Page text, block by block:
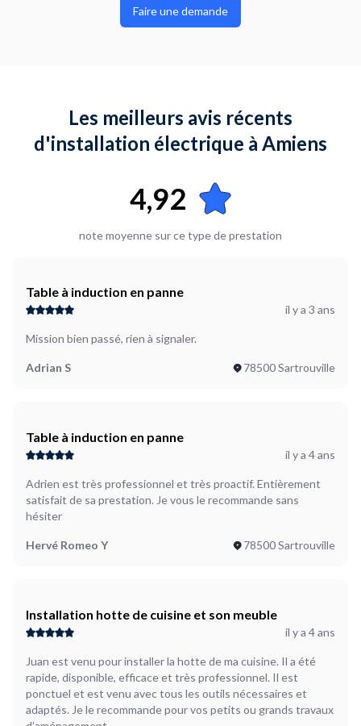
Faire une demande
Les meilleurs avis récents
d'installation électrique à Amiens
4,92
note moyenne sur ce type de prestation
Table à induction en panne
il y a 3 ans
Mission bien passé, rien à signaler.
Adrian S 78500 Sartrouville
Table à induction en panne
il y a 4 ans
Adrien est très professionnel et très proactif. Entièrement
satisfait de sa prestation. Je vous le recommande sans
hésiter
Hervé Romeo Y 78500 Sartrouville
Installation hotte de cuisine et son meuble
il y a 4 ans
Juan est venu pour installer la hotte de ma cuisine. Il a été
rapide, disponible, efficace et très professionnel. Il est
ponctuel et est venu avec tous les outils nécessaires et
adaptés. Je le recommande pour vos petits ou grands travaux